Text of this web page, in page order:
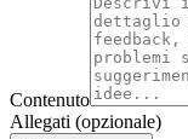
Contenuto
Allegati (opzionale)